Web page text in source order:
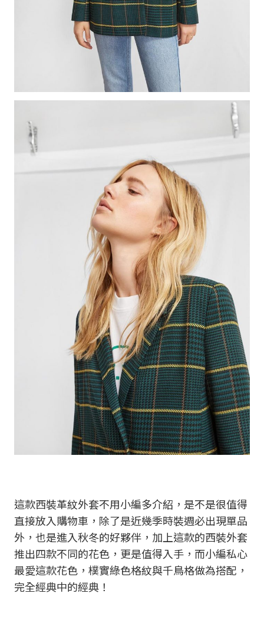
這款西裝革紋外套不用小編多介紹，是不是很值得
直接放入購物車，除了是近幾季時裝週必出現單品
外，也是進入秋冬的好夥伴，加上這款的西裝外套
推出四款不同的花色，更是值得入手，而小編私心
最愛這款花色，樸實綠色格紋與千鳥格做為搭配，
完全經典中的經典！